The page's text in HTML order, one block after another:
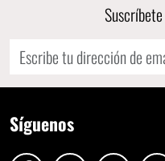
Síguenos